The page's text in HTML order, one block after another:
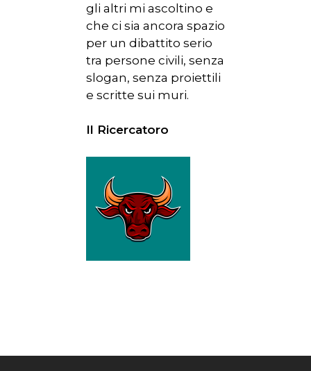
gli altri mi ascoltino e
che ci sia ancora spazio
per un dibattito serio
tra persone civili, senza
slogan, senza proiettili
e scritte sui muri.
Il Ricercatoro